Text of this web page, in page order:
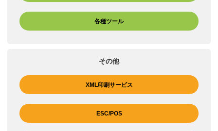
各種ツール
その他
XML印刷サービス
ESC/POS